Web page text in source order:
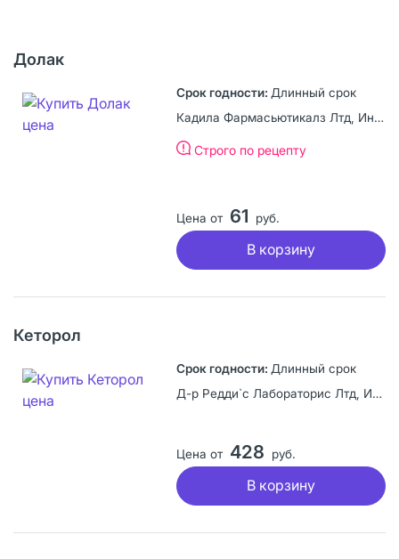
Долак
Длинный срок
Кадила Фармасьютикалз Лтд, Индия
Строго по рецепту
Цена от 61 руб.
В корзину
Кеторол
Длинный срок
Д-р Редди`с Лабораторис Лтд, Индия
Цена от 428 руб.
В корзину